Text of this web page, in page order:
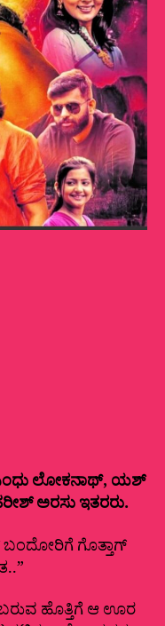
ಸಿಂಧು ಲೋಕನಾಥ್, ಯಶ್
ಅರಸು ಇತರರು.
ಗೊತ್ತಾಗ್
ಹೊತ್ತಿಗೆ ಆ ಊರ